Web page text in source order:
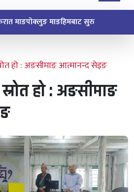
माङपोक्लुङ माङहिमबाट सुरु
हो : अङसीमाङ आत्मानन्द सेइङ
हो : अङसीमाङ